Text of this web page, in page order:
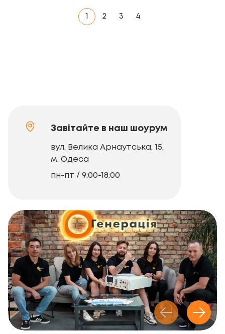
1 2 3 4
Завітайте в наш шоурум
вул. Велика Арнаутська, 15,
м. Одеса
пн-пт / 9:00-18:00